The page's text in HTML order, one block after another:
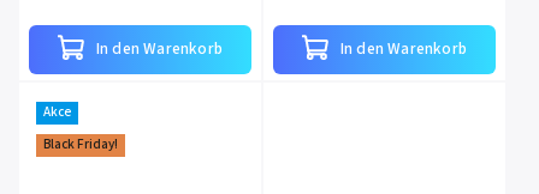
In den Warenkorb In den Warenkorb
Akce
Black Friday!